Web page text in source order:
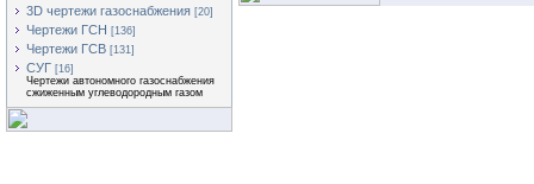
3D чертежи газоснабжения [20]
Чертежи ГСН [136]
Чертежи ГСВ [131]
СУГ [16]
Чертежи автономного газоснабжения
сжиженным углеводородным газом